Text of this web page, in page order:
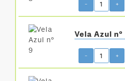
- +
Vela Azul
- +